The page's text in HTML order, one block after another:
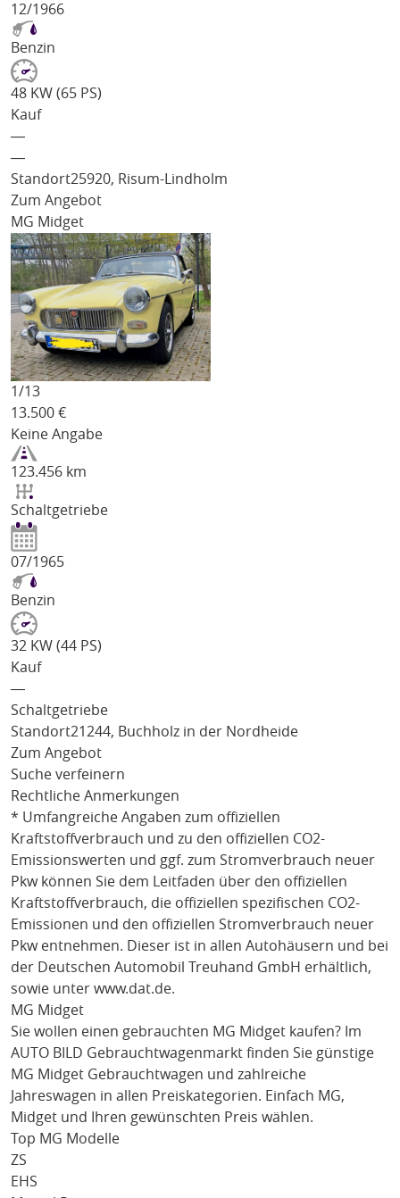
12/1966
Benzin
48 KW (65 PS)
Kauf
―
―
Standort25920, Risum-Lindholm
Zum Angebot
MG Midget
1/13
13.500 €
Keine Angabe
123.456 km
Schaltgetriebe
07/1965
Benzin
32 KW (44 PS)
Kauf
―
Schaltgetriebe
Standort21244, Buchholz in der Nordheide
Zum Angebot
Suche verfeinern
Rechtliche Anmerkungen
* Umfangreiche Angaben zum offiziellen
Kraftstoffverbrauch und zu den offiziellen CO2-
Emissionswerten und ggf. zum Stromverbrauch neuer
Pkw können Sie dem Leitfaden über den offiziellen
Kraftstoffverbrauch, die offiziellen spezifischen CO2-
Emissionen und den offiziellen Stromverbrauch neuer
Pkw entnehmen. Dieser ist in allen Autohäusern und bei
der Deutschen Automobil Treuhand GmbH erhältlich,
sowie unter www.dat.de.
MG Midget
Sie wollen einen gebrauchten MG Midget kaufen? Im
AUTO BILD Gebrauchtwagenmarkt finden Sie günstige
MG Midget Gebrauchtwagen und zahlreiche
Jahreswagen in allen Preiskategorien. Einfach MG,
Midget und Ihren gewünschten Preis wählen.
Top MG Modelle
ZS
EHS